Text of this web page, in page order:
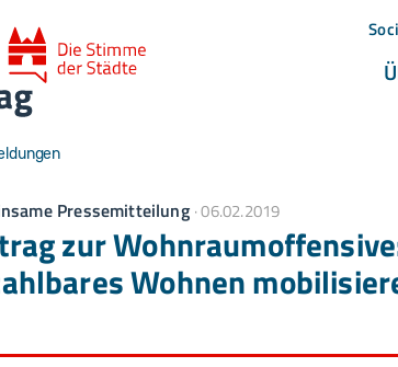
Pressemitteilung 06.02.2019
zur
Wohnen